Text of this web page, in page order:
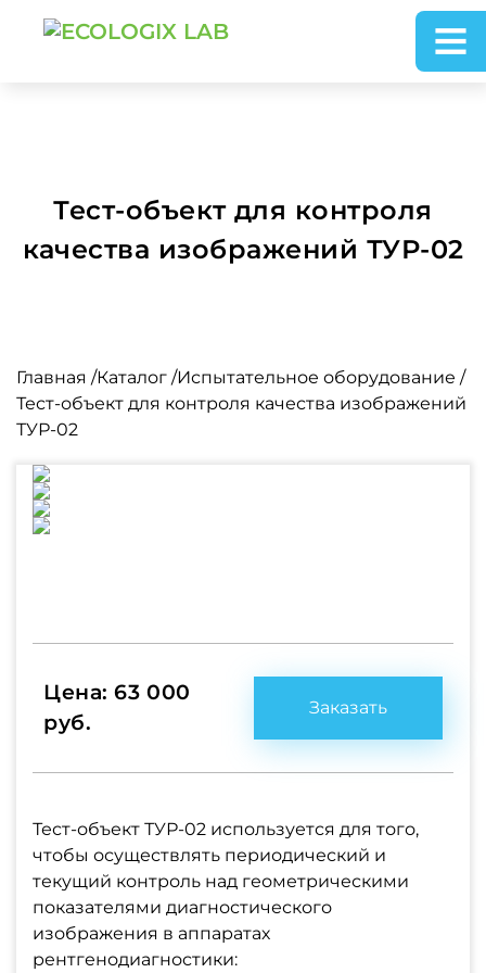
Тест-объект для контроля
качества изображений ТУР-02
Главная /Каталог /Испытательное оборудование /
Тест-объект для контроля качества изображений
ТУР-02
Цена: 63 000
руб.
Заказать
Тест-объект ТУР-02 используется для того,
чтобы осуществлять периодический и
текущий контроль над геометрическими
показателями диагностического
изображения в аппаратах
рентгенодиагностики: